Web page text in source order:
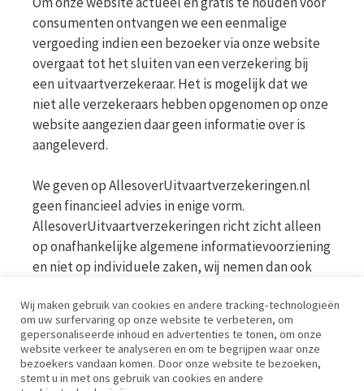
consumenten ontvangen we een eenmalige
vergoeding indien een bezoeker via onze website
overgaat tot het sluiten van een verzekering bij
een uitvaartverzekeraar. Het is mogelijk dat we
niet alle verzekeraars hebben opgenomen op onze
website aangezien daar geen informatie over is
aangeleverd.
We geven op AllesoverUitvaartverzekeringen.nl
geen financieel advies in enige vorm.
AllesoverUitvaartverzekeringen richt zicht alleen
op onafhankelijke algemene informatievoorziening
en niet op individuele zaken, wij nemen dan ook
voor meer informatie op de website van de AFM
www.afm.nl
Disclaimer | Privacy | Cookies | Werkwijze
Wij maken gebruik van cookies en andere tracking-technologieën
om uw surfervaring op onze website te verbeteren, om
gepersonaliseerde inhoud en advertenties te tonen, om onze
website verkeer te analyseren en om te begrijpen waar onze
bezoekers vandaan komen. Door onze website te bezoeken,
stemt u in met ons gebruik van cookies en andere